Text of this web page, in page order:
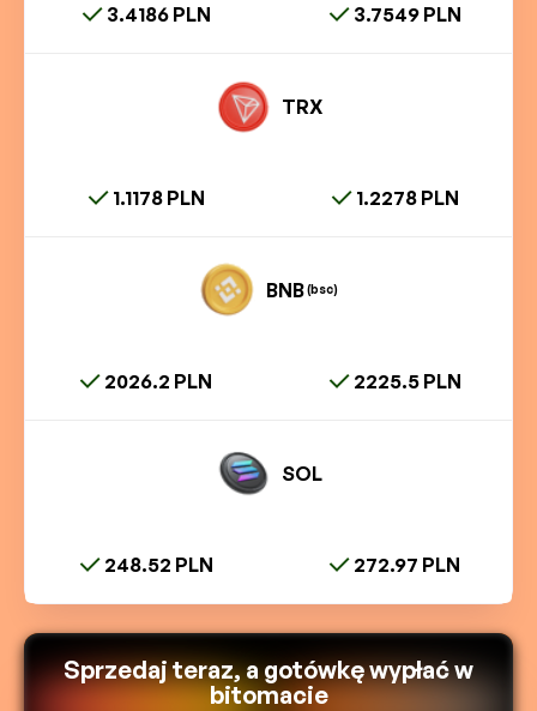
3.4186 PLN 3.7549 PLN
TRX
1.1178 PLN 1.2278 PLN
BNB(bsc)
2026.2 PLN 2225.5 PLN
SOL
248.52 PLN 272.97 PLN
Sprzedaj teraz, a gotówkę wypłać w
bitomacie